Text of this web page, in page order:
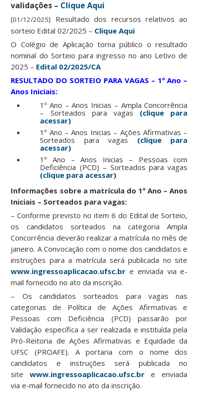
validações – Clique Aqui
[01/12/2025]
Resultado dos recursos relativos ao
sorteio Edital 02/2025 – Clique Aqui
O Colégio de Aplicação torna público o resultado
nominal do Sorteio para ingresso no ano Letivo de
2025 – Edital 02/2025/CA
RESULTADO DO SORTEIO PARA VAGAS – 1º Ano –
Anos Iniciais:
1º Ano – Anos Inicias – Ampla Concorrência
– Sorteados para vagas (clique para
acessar)
1º Ano – Anos Inicias – Ações Afirmativas –
Sorteados para vagas (clique para
acessar)
1º Ano – Anos Inicias – Pessoas com
Deficiência (PCD) – Sorteados para vagas
(clique para acessar)
Informações sobre a matrícula do 1º Ano – Anos
Iniciais – Sorteados para vagas:
– Conforme previsto no item 6 do Edital de Sorteio,
os candidatos sorteados na categoria Ampla
Concorrência deverão realizar a matrícula no mês de
janeiro. A Convocação com o nome dos candidatos e
instruções para a matrícula será publicada no site
www.ingressoaplicacao.ufsc.br e enviada via e-
mail fornecido no ato da inscrição.
– Os candidatos sorteados para vagas nas
categorias de Política de Ações Afirmativas e
Pessoas com Deficiência (PCD) passarão por
Validação específica a ser realizada e instituída pela
Pró-Reitoria de Ações Afirmativas e Equidade da
UFSC (PROAFE). A portaria com o nome dos
candidatos e instruções será publicada no
sitewww.ingressoaplicacao.ufsc.br e enviada
via e-mail fornecido no ato da inscrição.